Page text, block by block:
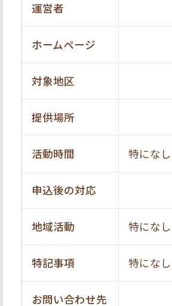
運営者
ホームページ
対象地区
提供場所
活動時間 特になし
申込後の対応
地域活動 特になし
特記事項 特になし
お問い合わせ先